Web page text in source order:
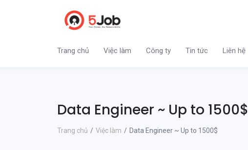
Trang chủ Việc làm Công ty Tin tức Liên hệ
Data Engineer ~ Up to 1500$
Trang chủ Việc làm Data Engineer ~ Up to 1500$